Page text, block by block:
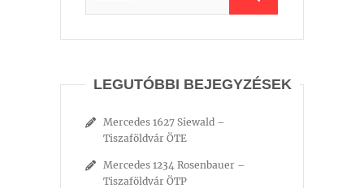
LEGUTÓBBI BEJEGYZÉSEK
Mercedes 1627 Siewald –
Tiszaföldvár ÖTE
Mercedes 1234 Rosenbauer –
Tiszaföldvár ÖTP